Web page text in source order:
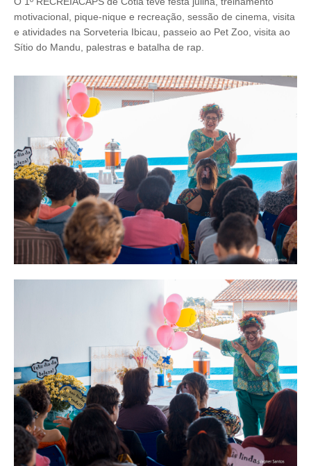
motivacional, pique-nique e recreação, sessão de cinema, visita
e atividades na Sorveteria Ibicau, passeio ao Pet Zoo, visita ao
Sítio do Mandu, palestras e batalha de rap.